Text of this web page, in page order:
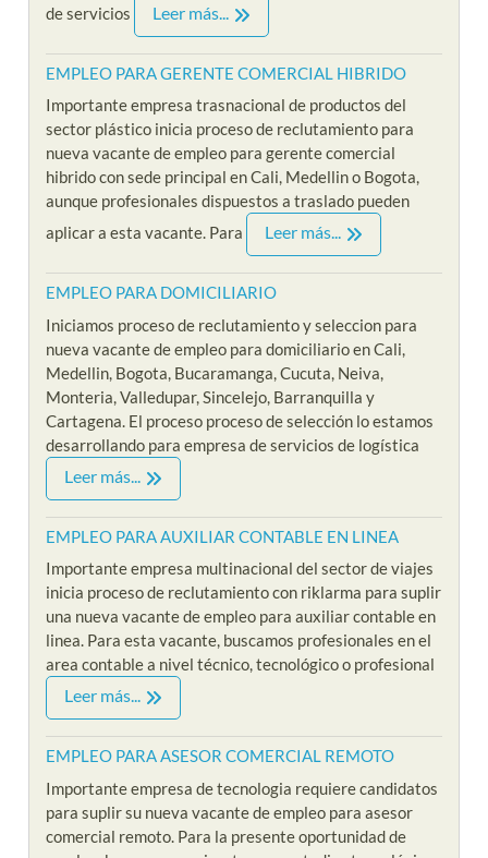
de servicios
Leer más...
EMPLEO PARA GERENTE COMERCIAL HIBRIDO
Importante empresa trasnacional de productos del
sector plástico inicia proceso de reclutamiento para
nueva vacante de empleo para gerente comercial
hibrido con sede principal en Cali, Medellin o Bogota,
aunque profesionales dispuestos a traslado pueden
aplicar a esta vacante. Para
Leer más...
EMPLEO PARA DOMICILIARIO
Iniciamos proceso de reclutamiento y seleccion para
nueva vacante de empleo para domiciliario en Cali,
Medellin, Bogota, Bucaramanga, Cucuta, Neiva,
Monteria, Valledupar, Sincelejo, Barranquilla y
Cartagena. El proceso proceso de selección lo estamos
desarrollando para empresa de servicios de logística
Leer más...
EMPLEO PARA AUXILIAR CONTABLE EN LINEA
Importante empresa multinacional del sector de viajes
inicia proceso de reclutamiento con riklarma para suplir
una nueva vacante de empleo para auxiliar contable en
linea. Para esta vacante, buscamos profesionales en el
area contable a nivel técnico, tecnológico o profesional
Leer más...
EMPLEO PARA ASESOR COMERCIAL REMOTO
Importante empresa de tecnologia requiere candidatos
para suplir su nueva vacante de empleo para asesor
comercial remoto. Para la presente oportunidad de